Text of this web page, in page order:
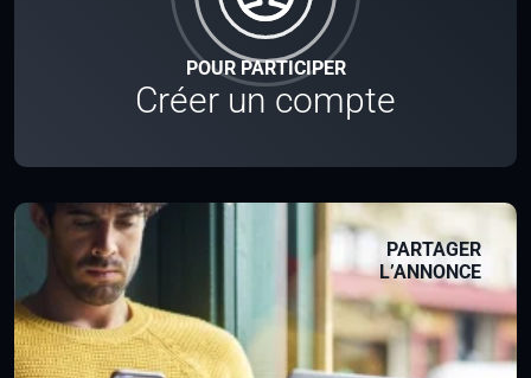
POUR PARTICIPER
Créer un compte
PARTAGER
L’ANNONCE